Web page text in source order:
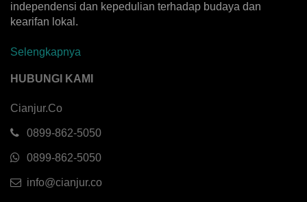
independensi dan kepedulian terhadap budaya dan
kearifan lokal.
Selengkapnya
HUBUNGI KAMI
Cianjur.Co
0899-862-5050
0899-862-5050
info@cianjur.co